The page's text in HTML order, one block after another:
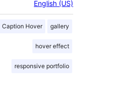
English (US)
Caption Hover gallery
hover effect
responsive portfolio